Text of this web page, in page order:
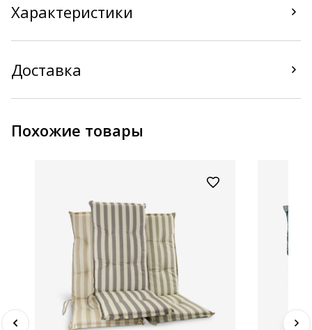
Характеристики
Доставка
Похожие товары